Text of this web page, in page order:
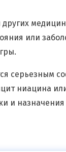
или
серьезным
ниацина
и